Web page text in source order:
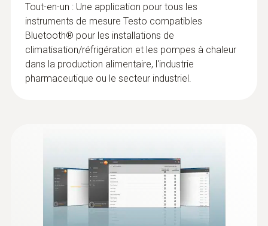
Fluides frigorigènes
Compatible A2L / A3
Température de stockage
:0563 4915
testo 915i - Thermomètre avec sonde
flexible à commande via Smartphone
Smart Probe pour les mesures de
température sans fil dans les applications les
CHF 107.00
Tout-en-un : Une application pour tous les
instruments de mesure Testo compatibles
Bluetooth® pour les installations de
climatisation/réfrigération et les pompes à chaleur
dans la production alimentaire, l'industrie
pharmaceutique ou le secteur industriel.